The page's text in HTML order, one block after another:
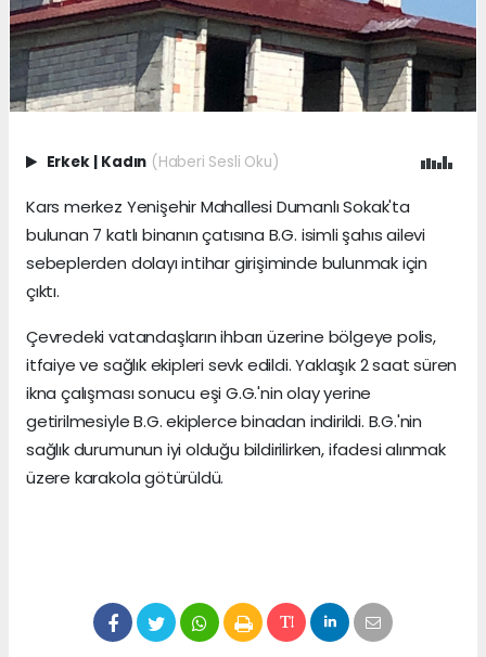
Erkek | Kadın (Haberi Sesli Oku)
Kars merkez Yenişehir Mahallesi Dumanlı Sokak'ta
bulunan 7 katlı binanın çatısına B.G. isimli şahıs ailevi
sebeplerden dolayı intihar girişiminde bulunmak için
çıktı.
Çevredeki vatandaşların ihbarı üzerine bölgeye polis,
itfaiye ve sağlık ekipleri sevk edildi. Yaklaşık 2 saat süren
ikna çalışması sonucu eşi G.G.'nin olay yerine
getirilmesiyle B.G. ekiplerce binadan indirildi. B.G.'nin
sağlık durumunun iyi olduğu bildirilirken, ifadesi alınmak
üzere karakola götürüldü.